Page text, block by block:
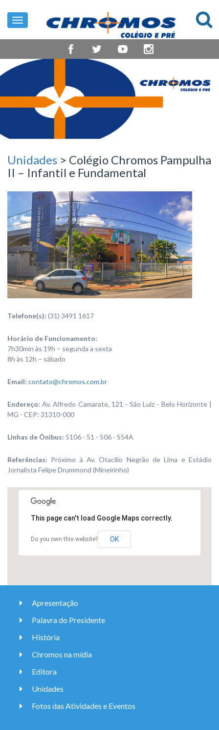
Toggle
navigation
Unidades > Colégio Chromos Pampulha
II – Infantil e Fundamental
Telefone(s): (31) 3491 1617
Horário de Funcionamento:
7h30min às 19h – segunda a sexta
8h às 12h – sábado
Email: contato@chromos.com.br
Endereço: Av. Alfredo Camarate, 121 - São Luiz - Belo Horizonte |
MG - CEP: 31310-000
Linhas de Ônibus: 5106 - 51 - 506 - S54A
Referências: Próximo à Av. Otacílio Negrão de Lima e Estádio
Jornalista Felipe Drummond (Mineirinho)
This page can't load Google Maps correctly.
Do you own this website? OK
Apresentação
Palavra do Presidente
História
Chromos na mídia
Editora
Unidades
Fotos das Atividades e Eventos